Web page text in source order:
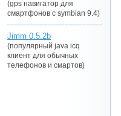
(gps навигатор для
смартфонов с symbian 9.4)
Jimm 0.5.2b
(популярный java icq
клиент для обычных
телефонов и смартов)